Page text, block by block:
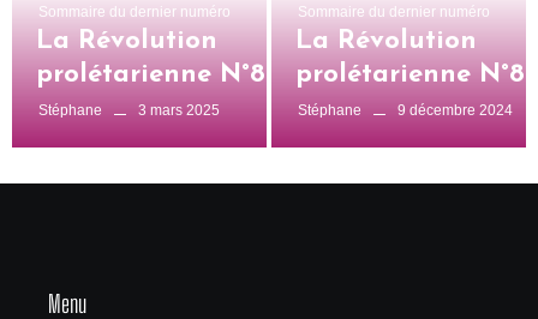
Sommaire du dernier numéro
La Révolution
prolétarienne N°828
Stéphane 3 mars 2025
Sommaire du dernier numéro
La Révolution
prolétarienne
Stéphane 9 décembre 2024
Menu